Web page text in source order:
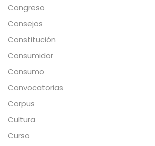
Congreso
Consejos
Constitución
Consumidor
Consumo
Convocatorias
Corpus
Cultura
Curso